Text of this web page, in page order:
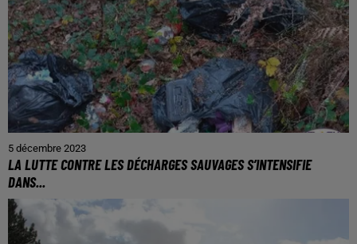
5 décembre 2023
LA LUTTE CONTRE LES DÉCHARGES SAUVAGES S’INTENSIFIE
DANS...